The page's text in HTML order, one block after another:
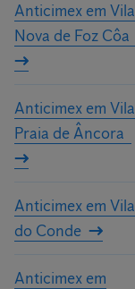
Anticimex em Vila
Nova de Foz Côa
Anticimex em Vila
Praia de Âncora
Anticimex em Vila
do Conde
Anticimex em